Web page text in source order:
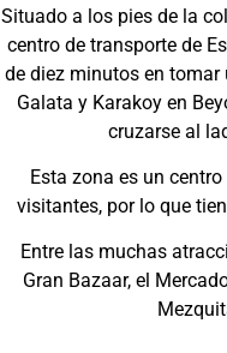
Situado a los pies de la
centro de transporte de
de diez minutos en
Galata y Karakoy en
cruzarse al
Esta zona es un
visitantes, por lo que
Entre las muchas
Gran Bazaar, el